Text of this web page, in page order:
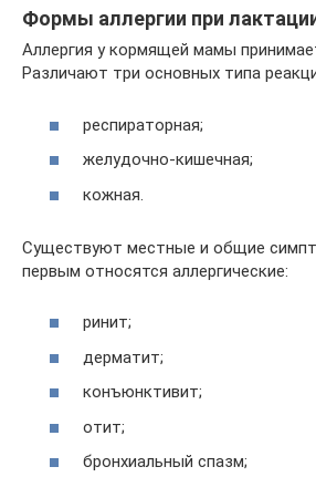
Формы аллергии при
Аллергия у кормящей мамы
Различают три основных типа
респираторная;
желудочно-кишечная;
кожная.
Существуют местные и общие
первым относятся аллергические:
ринит;
дерматит;
конъюнктивит;
отит;
бронхиальный спазм;